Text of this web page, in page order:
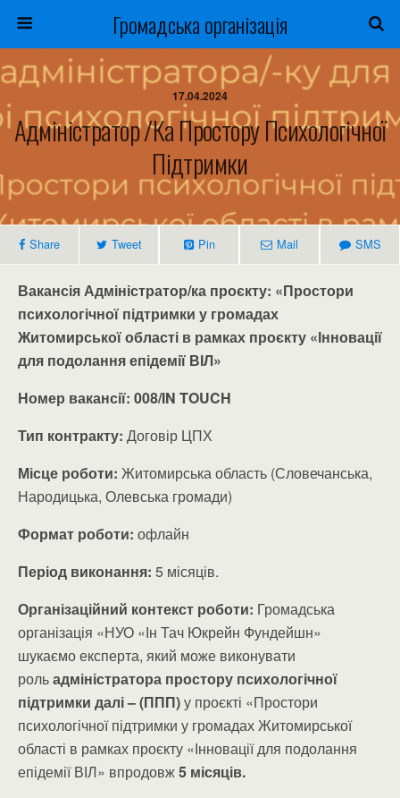
Громадська організація
17.04.2024
Адміністратор /ка Простору Психологічної
Підтримки
Share Tweet Pin Mail SMS
Вакансія Адміністратор/ка проєкту: «Простори
психологічної підтримки у громадах
Житомирської області в рамках проєкту «Інновації
для подолання епідемії ВІЛ»
Номер вакансії: 008/IN TOUCH
Тип контракту: Договір ЦПХ
Місце роботи: Житомирська область (Словечанська,
Народицька, Олевська громади)
Формат роботи: офлайн
Період виконання: 5 місяців.
Організаційний контекст роботи: Громадська
організація «НУО «Ін Тач Юкрейн Фундейшн»
шукаємо експерта, який може виконувати
рольадміністратора простору психологічної
підтримки далі – (ППП)у проєкті «Простори
психологічної підтримки у громадах Житомирської
області в рамках проєкту «Інновації для подолання
епідемії ВІЛ» впродовж5 місяців.